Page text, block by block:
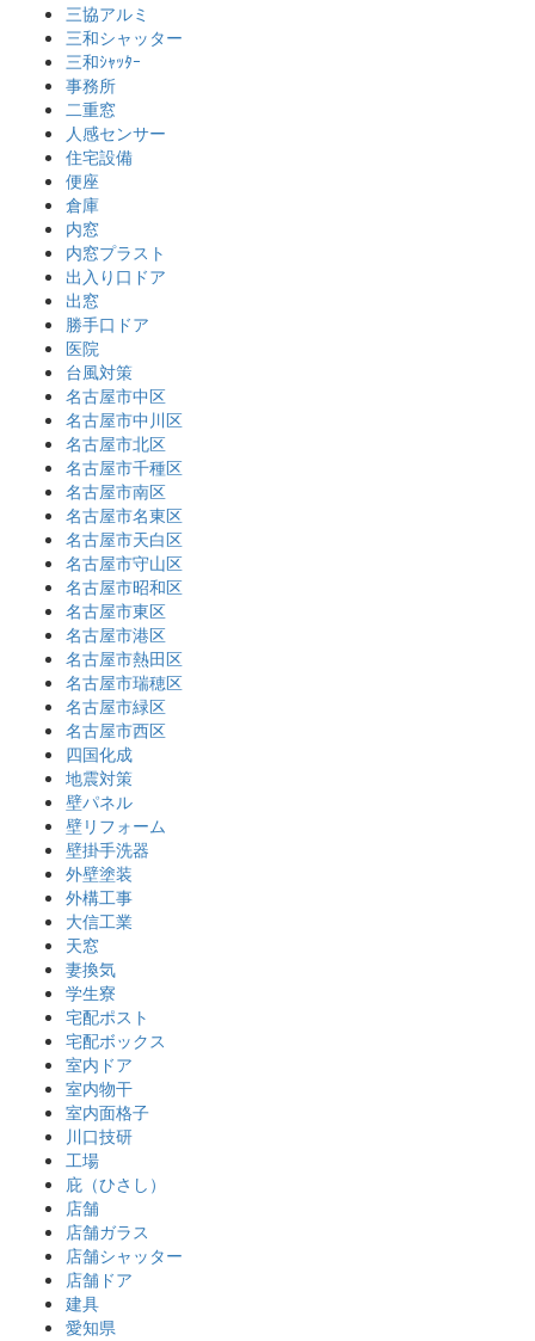
三協アルミ
三和シャッター
三和ｼｬｯﾀｰ
事務所
二重窓
人感センサー
住宅設備
便座
倉庫
内窓
内窓プラスト
出入り口ドア
出窓
勝手口ドア
医院
台風対策
名古屋市中区
名古屋市中川区
名古屋市北区
名古屋市千種区
名古屋市南区
名古屋市名東区
名古屋市天白区
名古屋市守山区
名古屋市昭和区
名古屋市東区
名古屋市港区
名古屋市熱田区
名古屋市瑞穂区
名古屋市緑区
名古屋市西区
四国化成
地震対策
壁パネル
壁リフォーム
壁掛手洗器
外壁塗装
外構工事
大信工業
天窓
妻換気
学生寮
宅配ポスト
宅配ボックス
室内ドア
室内物干
室内面格子
川口技研
工場
庇（ひさし）
店舗
店舗ガラス
店舗シャッター
店舗ドア
建具
愛知県